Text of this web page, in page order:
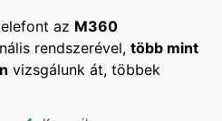
az M360
rendszerével, több mint
vizsgálunk át, többek